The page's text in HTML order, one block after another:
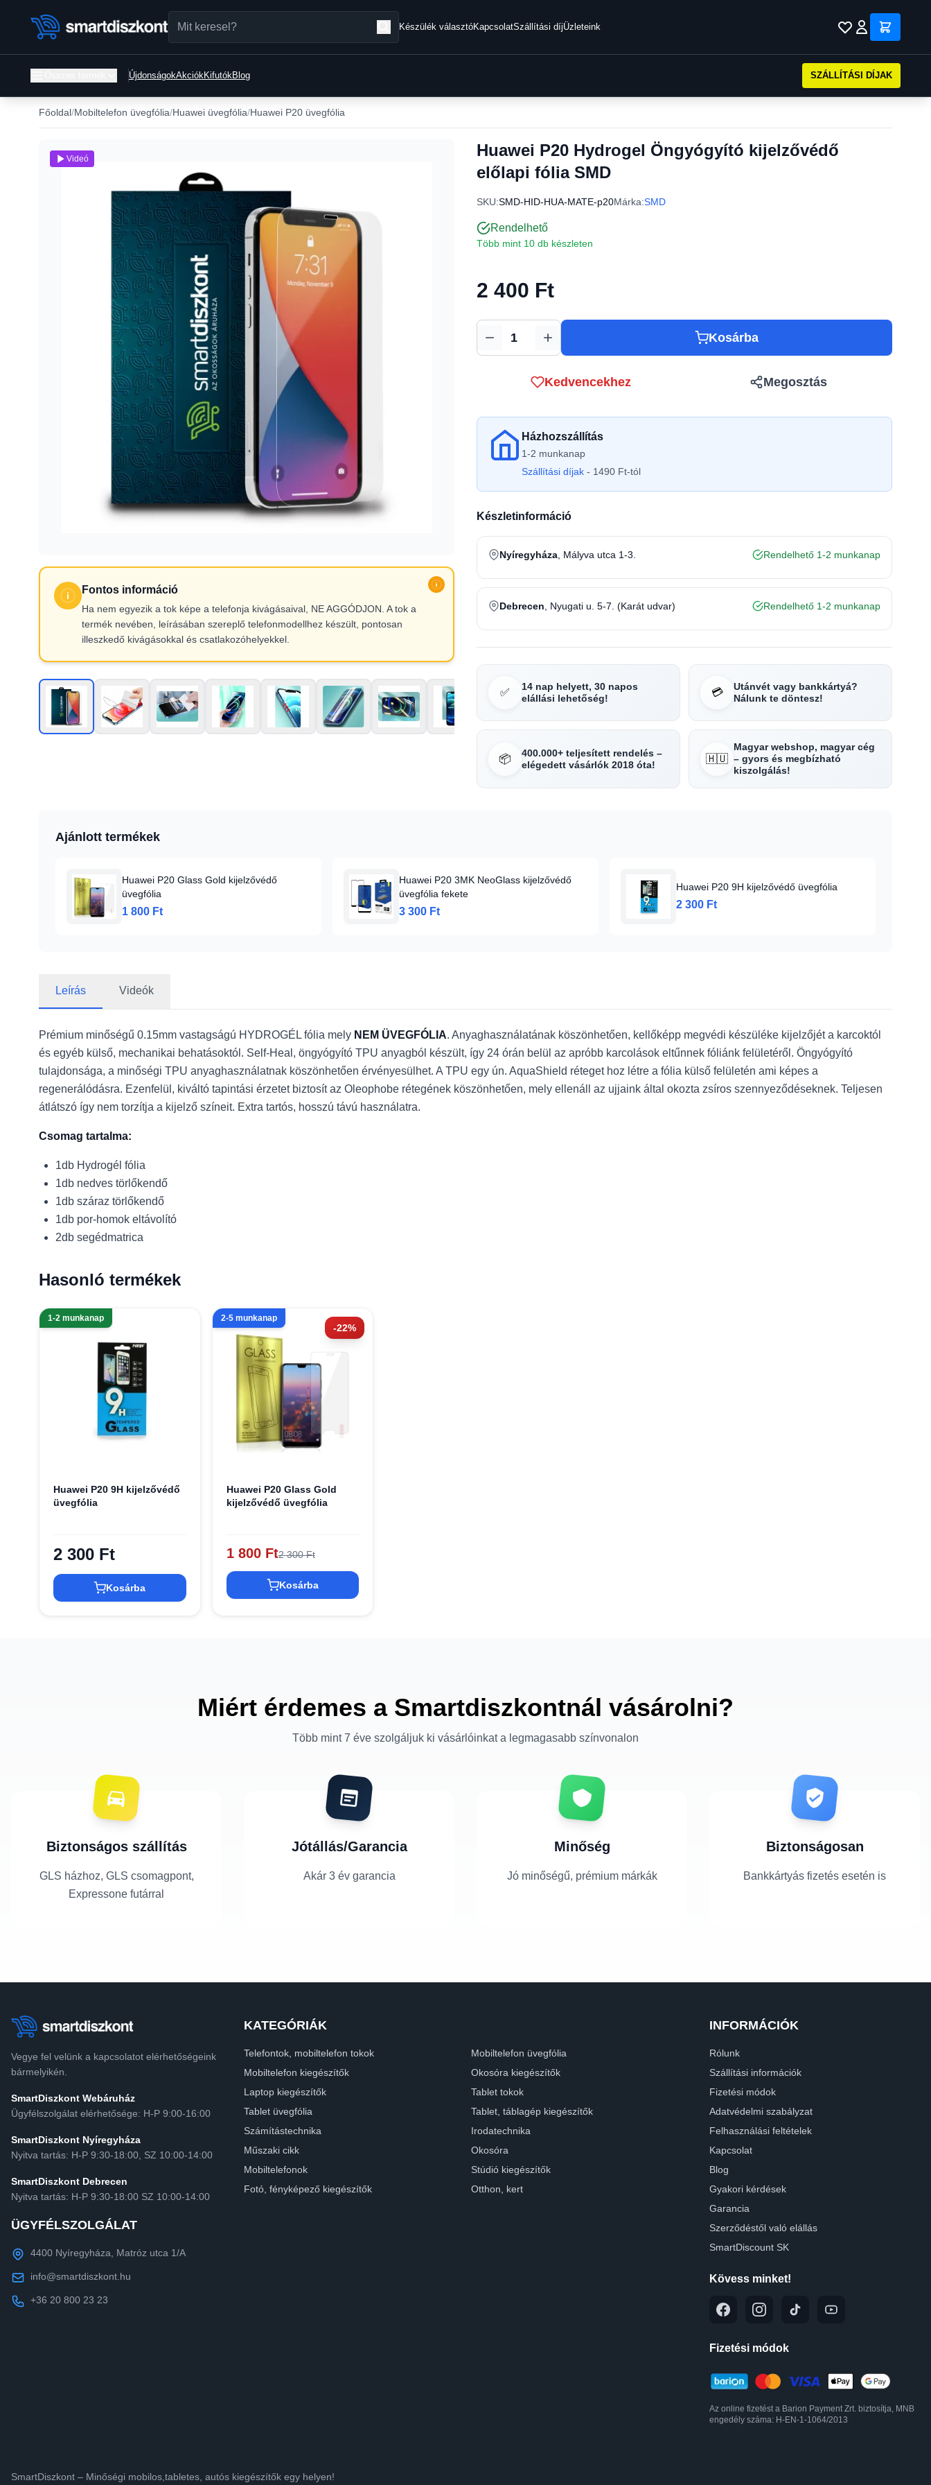
Készülék választóKapcsolatSzállítási díjÜzleteink
ÚjdonságokAkciókKifutókBlog SZÁLLÍTÁSI DÍJAK
Főoldal Mobiltelefon üvegfólia Huawei üvegfólia Huawei P20 üvegfólia
Fontos információ
Ha nem egyezik a tok képe a telefonja kivágásaival, NE AGGÓDJON. A tok a
termék nevében, leírásában szereplő telefonmodellhez készült, pontosan
illeszkedő kivágásokkal és csatlakozóhelyekkel.
Videó
Huawei P20 Hydrogel Öngyógyító kijelzővédő
előlapi fólia SMD
SKU:SMD-HID-HUA-MATE-p20Márka:SMD
Rendelhető
Több mint 10 db készleten
2 400 Ft
Mennyiség Kosárba
Kedvencekhez Megosztás
Házhozszállítás
1-2 munkanap
Szállítási díjak - 1490 Ft-tól
Készletinformáció
Nyíregyháza , Mályva utca 1-3. Rendelhető 1-2 munkanap
Debrecen , Nyugati u. 5-7. (Karát udvar) Rendelhető 1-2 munkanap
✅
14 nap helyett, 30 napos
elállási lehetőség!
💳
Utánvét vagy bankkártyá?
Nálunk te döntesz!
📦
400.000+ teljesített rendelés –
elégedett vásárlók 2018 óta!
🇭🇺
Magyar webshop, magyar cég
– gyors és megbízható
kiszolgálás!
Ajánlott termékek
Huawei P20 Glass Gold kijelzővédő
üvegfólia
1 800 Ft
Huawei P20 3MK NeoGlass kijelzővédő
üvegfólia fekete
3 300 Ft
Huawei P20 9H kijelzővédő üvegfólia
2 300 Ft
Leírás Videók
Prémium minőségű 0.15mm vastagságú HYDROGÉL fólia mely NEM ÜVEGFÓLIA. Anyaghasználatának köszönhetően, kellőképp megvédi készüléke kijelzőjét a karcoktól
és egyéb külső, mechanikai behatásoktól. Self-Heal, öngyógyító TPU anyagból készült, így 24 órán belül az apróbb karcolások eltűnnek fóliánk felületéről. Öngyógyító
tulajdonsága, a minőségi TPU anyaghasználatnak köszönhetően érvényesülhet. A TPU egy ún. AquaShield réteget hoz létre a fólia külső felületén ami képes a
regenerálódásra. Ezenfelül, kiváltó tapintási érzetet biztosít az Oleophobe rétegének köszönhetően, mely ellenáll az ujjaink által okozta zsíros szennyeződéseknek. Teljesen
átlátszó így nem torzítja a kijelző színeit. Extra tartós, hosszú távú használatra.
Csomag tartalma:
1db Hydrogél fólia
1db nedves törlőkendő
1db száraz törlőkendő
1db por-homok eltávolító
2db segédmatrica
Hasonló termékek
1-2 munkanap
Huawei P20 9H kijelzővédő
üvegfólia
2 300 Ft
Kosárba
-22%
2-5 munkanap
Huawei P20 Glass Gold
kijelzővédő üvegfólia
1 800 Ft2 300 Ft
Kosárba
Miért érdemes a Smartdiszkontnál vásárolni?
Több mint 7 éve szolgáljuk ki vásárlóinkat a legmagasabb színvonalon
Biztonságos szállítás
GLS házhoz, GLS csomagpont,
Expressone futárral
Jótállás/Garancia
Akár 3 év garancia
Minőség
Jó minőségű, prémium márkák
Biztonságosan
Bankkártyás fizetés esetén is
Vegye fel velünk a kapcsolatot elérhetőségeink
bármelyikén.
SmartDiszkont Webáruház
Ügyfélszolgálat elérhetősége: H-P 9:00-16:00
SmartDiszkont Nyíregyháza
Nyitva tartás: H-P 9:30-18:00, SZ 10:00-14:00
SmartDiszkont Debrecen
Nyitva tartás: H-P 9:30-18:00 SZ 10:00-14:00
ÜGYFÉLSZOLGÁLAT
4400 Nyíregyháza, Matróz utca 1/A
info@smartdiszkont.hu
+36 20 800 23 23
KATEGÓRIÁK
Telefontok, mobiltelefon tokok
Mobiltelefon üvegfólia
Mobiltelefon kiegészítők
Okosóra kiegészítők
Laptop kiegészítők
Tablet tokok
Tablet üvegfólia
Tablet, táblagép kiegészítők
Számítástechnika
Irodatechnika
Műszaki cikk
Okosóra
Mobiltelefonok
Stúdió kiegészítők
Fotó, fényképező kiegészítők
Otthon, kert
INFORMÁCIÓK
Rólunk
Szállítási információk
Fizetési módok
Adatvédelmi szabályzat
Felhasználási feltételek
Kapcsolat
Blog
Gyakori kérdések
Garancia
Szerződéstől való elállás
SmartDiscount SK
Kövess minket!
Fizetési módok
Az online fizetést a Barion Payment Zrt. biztosítja, MNB
engedély száma: H-EN-1-1064/2013
SmartDiszkont – Minőségi mobilos,tabletes, autós kiegészítők egy helyen!